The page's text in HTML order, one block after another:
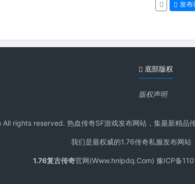
发布
底部版权
版权声明
reserved. 热血传奇SF游戏发布网站，集最新精品
我们是最权威的1.76传奇私服发布网站
1.76复古传奇官网(Www.hnlpdq.Com) 豫ICP备